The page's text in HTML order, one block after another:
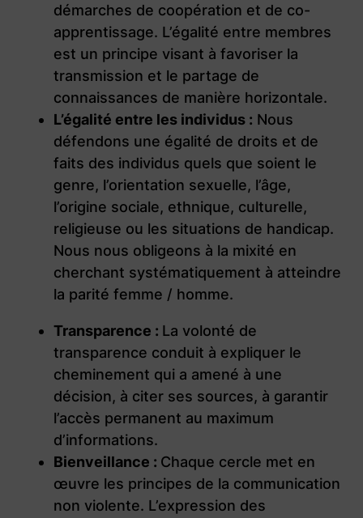
démarches de coopération et de co-
apprentissage. L’égalité entre membres
est un principe visant à favoriser la
transmission et le partage de
connaissances de manière horizontale.
L’égalité entre les individus : Nous
défendons une égalité de droits et de
faits des individus quels que soient le
genre, l’orientation sexuelle, l’âge,
l’origine sociale, ethnique, culturelle,
religieuse ou les situations de handicap.
Nous nous obligeons à la mixité en
cherchant systématiquement à atteindre
la parité femme / homme.
Transparence : La volonté de
transparence conduit à expliquer le
cheminement qui a amené à une
décision, à citer ses sources, à garantir
l’accès permanent au maximum
d’informations.
Bienveillance : Chaque cercle met en
œuvre les principes de la communication
non violente. L’expression des